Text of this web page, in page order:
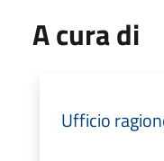
A cura di
Ufficio